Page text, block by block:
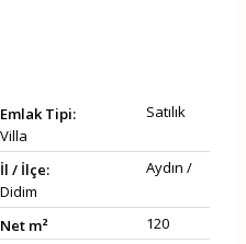
Emlak Tipi:
Satılık
Villa
İl / İlçe:
Aydın /
Didim
Net m²
120